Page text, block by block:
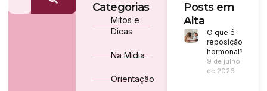
Categorias
Mitos e
Dicas
Na Mídia
Orientação
Posts em
Alta
O que é
reposição
hormonal?
9 de julho
de 2026